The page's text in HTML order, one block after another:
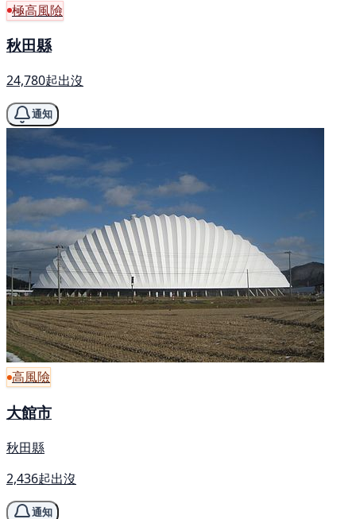
極高風險
秋田縣
24,780起出沒
通知
高風險
大館市
秋田縣
2,436起出沒
通知